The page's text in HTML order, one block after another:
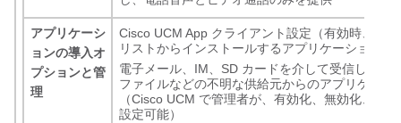
アプリケーシ
ョンの導入オ
プションと管
理
Cisco UCM App クライアント設定（有効時、事
リストからインストールするアプリケーションを
電子メール、IM、SD カードを介して受信した
ファイルなどの不明な供給元からのアプリケーシ
（Cisco UCM で管理者が、有効化、無効化、ユ
設定可能）